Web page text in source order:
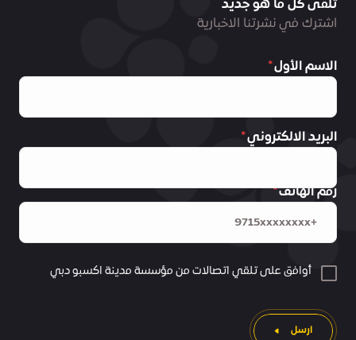
تلقى كل ما هو جديد
اشترك في نشرتنا الاخبارية
الاسم الأول
البريد الالكتروني
رقم الهاتف
أوافق على تلقي اتصالات من مؤسسة مدينة اكسبو دبي
ارسل